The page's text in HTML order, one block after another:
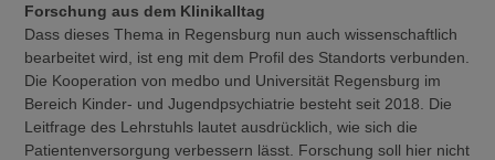
Forschung aus dem Klinikalltag
Dass dieses Thema in Regensburg nun auch wissenschaftlich
bearbeitet wird, ist eng mit dem Profil des Standorts verbunden.
Die Kooperation von medbo und Universität Regensburg im
Bereich Kinder- und Jugendpsychiatrie besteht seit 2018. Die
Leitfrage des Lehrstuhls lautet ausdrücklich, wie sich die
Patientenversorgung verbessern lässt. Forschung soll hier nicht